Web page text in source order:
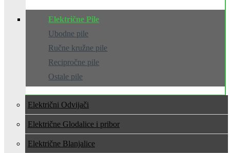
Električne Pile
Ubodne pile
Ručne kružne pile
Recipročne pile
Ostale pile
Električni Odvijači
Električne Glodalice i pribor
Električne Blanjalice